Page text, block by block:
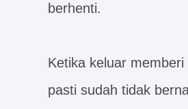
berhenti.
Ketika keluar
pasti sudah tidak